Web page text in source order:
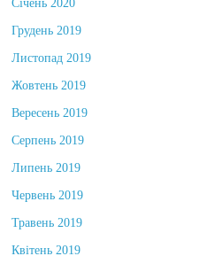
Січень 2020
Грудень 2019
Листопад 2019
Жовтень 2019
Вересень 2019
Серпень 2019
Липень 2019
Червень 2019
Травень 2019
Квітень 2019